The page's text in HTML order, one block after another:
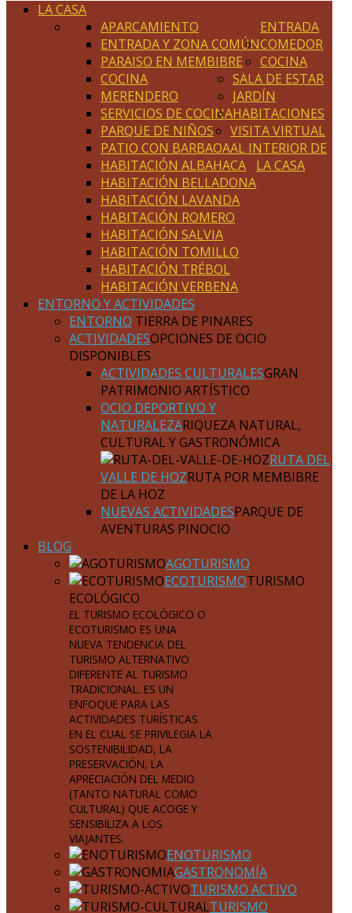
LA CASA
ENTRADA
APARCAMIENTO
ENTRADA Y ZONA COMÚN
PARAISO EN MEMBIBRE
COMEDOR
COCINA
COCINA
MERENDERO
SERVICIOS DE COCINA
SALA DE ESTAR
JARDÍN
PARQUE DE NIÑOS
PATIO CON BARBAOA
HABITACIONES
HABITACIÓN ALBAHACA
HABITACIÓN BELLADONA
HABITACIÓN LAVANDA
HABITACIÓN ROMERO
HABITACIÓN SALVIA
HABITACIÓN TOMILLO
HABITACIÓN TRÉBOL
HABITACIÓN VERBENA
VISITA VIRTUAL
AL INTERIOR DE
LA CASA
ENTORNO Y ACTIVIDADES
ENTORNO TIERRA DE PINARES
ACTIVIDADESOPCIONES DE OCIO
DISPONIBLES
ACTIVIDADES CULTURALESGRAN
PATRIMONIO ARTÍSTICO
OCIO DEPORTIVO Y
NATURALEZARIQUEZA NATURAL,
CULTURAL Y GASTRONÓMICA
RUTA DEL
VALLE DE HOZRUTA POR MEMBIBRE
DE LA HOZ
NUEVAS ACTIVIDADESPARQUE DE
AVENTURAS PINOCIO
BLOG
AGOTURISMO
ECOTURISMOTURISMO
ECOLÓGICO
EL TURISMO ECOLÓGICO O
ECOTURISMO ES UNA
NUEVA TENDENCIA DEL
TURISMO ALTERNATIVO
DIFERENTE AL TURISMO
TRADICIONAL. ES UN
ENFOQUE PARA LAS
ACTIVIDADES TURÍSTICAS
EN EL CUAL SE PRIVILEGIA LA
SOSTENIBILIDAD, LA
PRESERVACIÓN, LA
APRECIACIÓN DEL MEDIO
(TANTO NATURAL COMO
CULTURAL) QUE ACOGE Y
SENSIBILIZA A LOS
VIAJANTES.
ENOTURISMO
GASTRONOMÍA
TURISMO ACTIVO
TURISMO